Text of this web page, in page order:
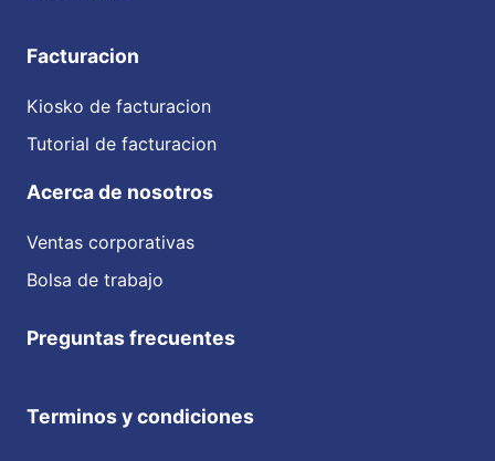
Facturacion
Kiosko de facturacion
Tutorial de facturacion
Acerca de nosotros
Ventas corporativas
Bolsa de trabajo
Preguntas frecuentes
Terminos y condiciones